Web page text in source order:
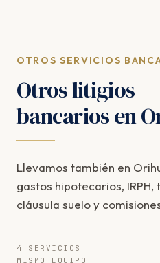
OTROS SERVICIOS
Otros litigios
bancarios en
Llevamos también en
gastos hipotecarios,
cláusula suelo y
4 SERVICIOS
MISMO EQUIPO